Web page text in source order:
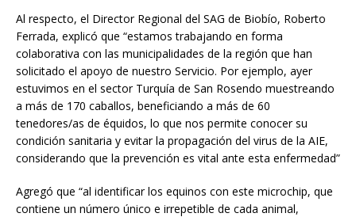
Al respecto, el Director Regional del SAG de Biobío, Roberto
Ferrada, explicó que “estamos trabajando en forma
colaborativa con las municipalidades de la región que han
solicitado el apoyo de nuestro Servicio. Por ejemplo, ayer
estuvimos en el sector Turquía de San Rosendo muestreando
a más de 170 caballos, beneficiando a más de 60
tenedores/as de équidos, lo que nos permite conocer su
condición sanitaria y evitar la propagación del virus de la AIE,
considerando que la prevención es vital ante esta enfermedad”
Agregó que “al identificar los equinos con este microchip, que
contiene un número único e irrepetible de cada animal,